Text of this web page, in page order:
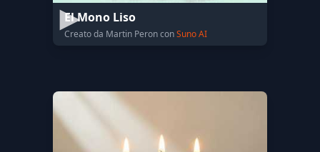
El Mono Liso
Creato da Martin Peron conSuno AI